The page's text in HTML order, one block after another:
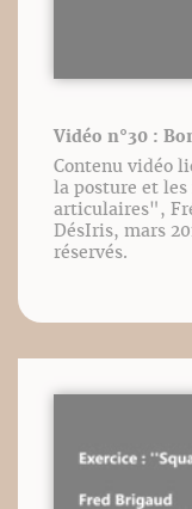
Vidéo n°30 :
Contenu vidéo
la posture et
articulaires",
DésIris, mars
réservés.